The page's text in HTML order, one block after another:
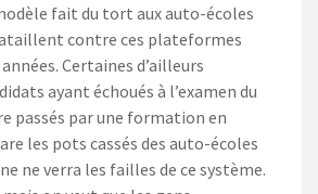
fait du tort aux auto-écoles
contre ces plateformes
Certaines d’ailleurs
ayant échoués à l’examen du
passés par une formation en
les pots cassés des auto-écoles
ne verra les failles de ce système.